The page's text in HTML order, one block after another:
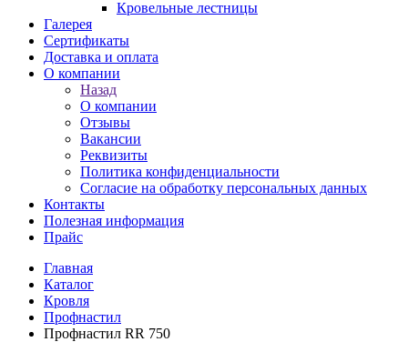
Кровельные лестницы
Галерея
Сертификаты
Доставка и оплата
О компании
Назад
О компании
Отзывы
Вакансии
Реквизиты
Политика конфиденциальности
Согласие на обработку персональных данных
Контакты
Полезная информация
Прайс
Главная
Каталог
Кровля
Профнастил
Профнастил RR 750